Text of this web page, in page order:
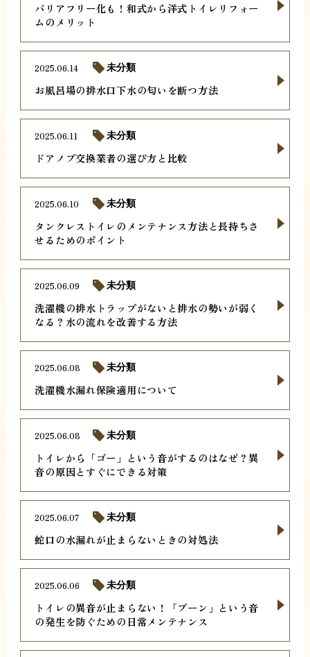
バリアフリー化も！和式から洋式トイレリフォー
ムのメリット
お風呂場の排水口下水の匂いを断つ方法
2025.06.14 未分類
ドアノブ交換業者の選び方と比較
2025.06.11 未分類
タンクレストイレのメンテナンス方法と長持ちさ
せるためのポイント
2025.06.10 未分類
洗濯機の排水トラップがないと排水の勢いが弱く
なる？水の流れを改善する方法
2025.06.09 未分類
洗濯機水漏れ保険適用について
2025.06.08 未分類
トイレから「ゴー」という音がするのはなぜ？異
音の原因とすぐにできる対策
2025.06.08 未分類
蛇口の水漏れが止まらないときの対処法
2025.06.07 未分類
トイレの異音が止まらない！「ブーン」という音
の発生を防ぐための日常メンテナンス
2025.06.06 未分類